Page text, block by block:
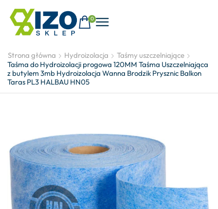
0
Strona główna Hydroizolacja
Taśmy uszczelniające
Taśma do Hydroizolacji progowa 120MM Taśma Uszczelniająca
z butylem 3mb Hydroizolacja Wanna Brodzik Prysznic Balkon
Taras PL3 HALBAU HN05